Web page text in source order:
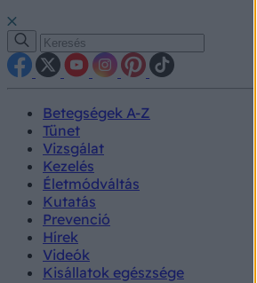
Betegségek A-Z
Tünet
Vizsgálat
Kezelés
Életmódváltás
Kutatás
Prevenció
Hírek
Videók
Kisállatok egészsége